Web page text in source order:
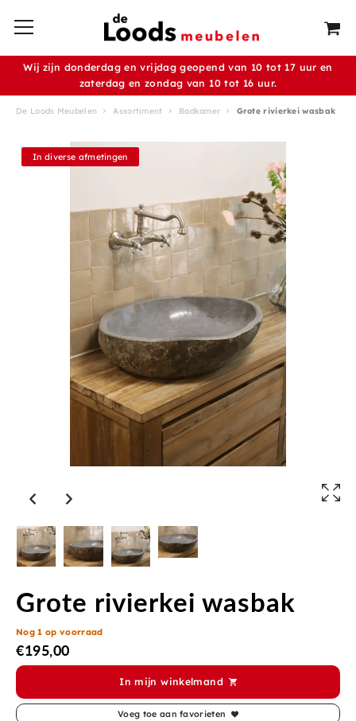
Wij zijn donderdag en vrijdag geopend van 10 tot 17 uur en
zaterdag en zondag van 10 tot 16 uur.
De Loods Meubelen Assortiment Badkamer Grote rivierkei wasbak
In diverse afmetingen
Grote rivierkei wasbak
Nog 1 op voorraad
€195,00
In mijn winkelmand
Voeg toe aan favorieten